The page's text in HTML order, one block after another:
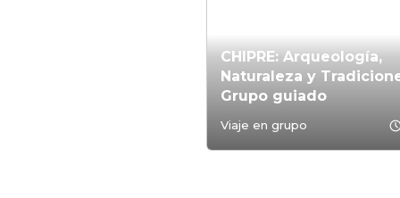
CHIPRE: Arqueología,
Naturaleza y
Grupo guiado
Viaje en grupo